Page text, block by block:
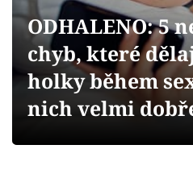
Videa
Sledujte prima+
ODHALENO: 5
chyb, které
holky během
nich velmi